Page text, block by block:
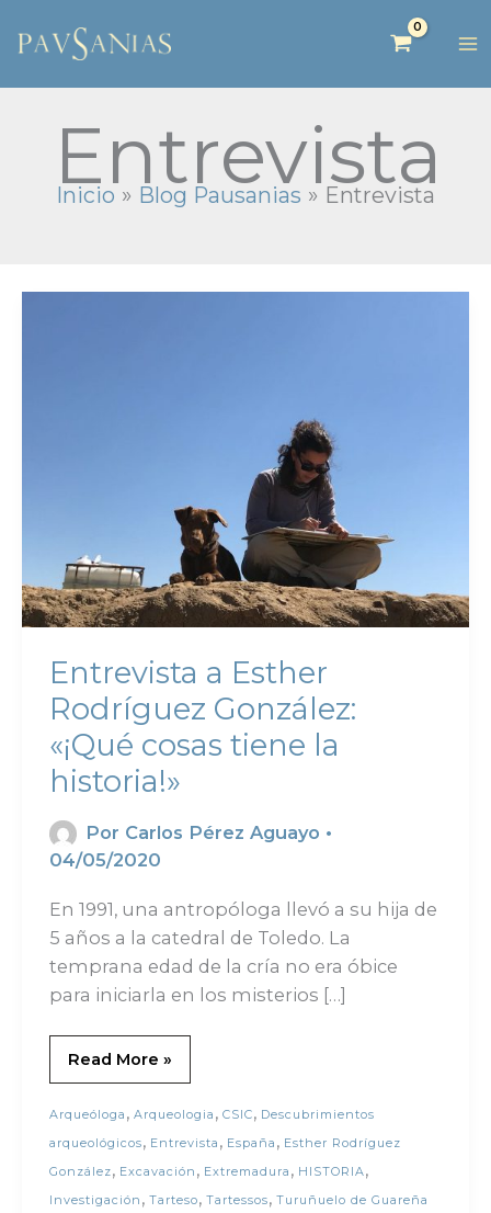
Entrevista
Inicio Blog Pausanias Entrevista
Entrevista a Esther
Rodríguez González:
«¡Qué cosas tiene la
historia!»
Por Carlos Pérez Aguayo •
04/05/2020
En 1991, una antropóloga llevó a su hija de
5 años a la catedral de Toledo. La
temprana edad de la cría no era óbice
para iniciarla en los misterios […]
Read More »
Arqueóloga , Arqueologia , CSIC, Descubrimientos
arqueológicos, Entrevista , España , Esther Rodríguez
González, Excavación , Extremadura , HISTORIA,
Investigación , Tarteso, Tartessos, Turuñuelo de Guareña